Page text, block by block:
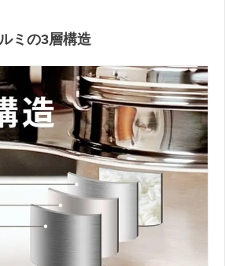
ミの3層構造